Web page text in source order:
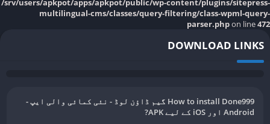
multilingual-cms/classes/query-filtering/class-wpml-query-
parser.phpon line472
DOWNLOAD LINKS
How to install Done999 گیم ڈاؤن لوڈ - نئی کمائی والی ایپ -
Android اور iOS کے لیے APK?